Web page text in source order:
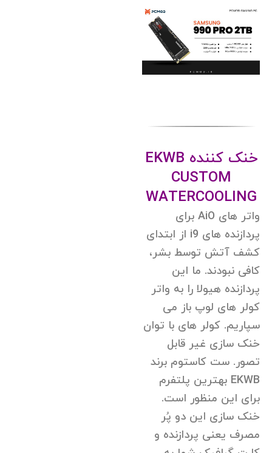
خنک کننده EKWB
CUSTOM
WATERCOOLING
واتر های AiO برای
پردازنده های i9 از ابتدای
کشف آتش توسط بشر،
کافی نبودند. ما این
پردازنده هیولا را به واتر
کولر های لوپ باز می
سپاریم. کولر های با توان
خنک سازی غیر قابل
تصور. ست کاستوم برند
EKWB بهترین پلتفرم
برای این منظور است.
خنک سازی این دو پُر
مصرف یعنی پردازنده و